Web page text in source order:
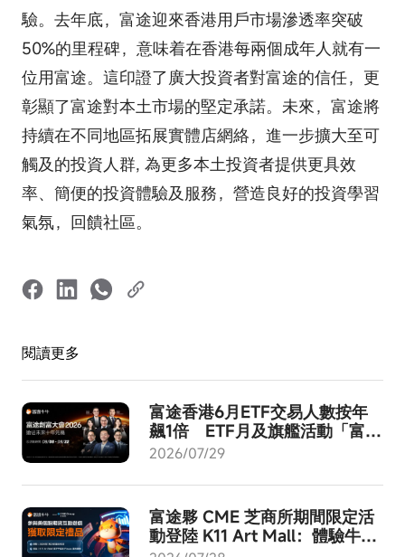
驗。去年底，富途迎來香港用戶市場滲透率突破
50%的里程碑，意味着在香港每兩個成年人就有一
位用富途。這印證了廣大投資者對富途的信任，更
彰顯了富途對本土市場的堅定承諾。未來，富途將
持續在不同地區拓展實體店網絡，進一步擴大至可
觸及的投資人群, 為更多本土投資者提供更具效
率、簡便的投資體驗及服務，營造良好的投資學習
氣氛，回饋社區。
閱讀更多
富途香港6月ETF交易人數按年
飆1倍 ETF月及旗艦活動「富途
創富大會2026」8月啟動
2026/07/29
富途夥 CME 芝商所期間限定活
動登陸 K11 Art Mall：體驗牛牛